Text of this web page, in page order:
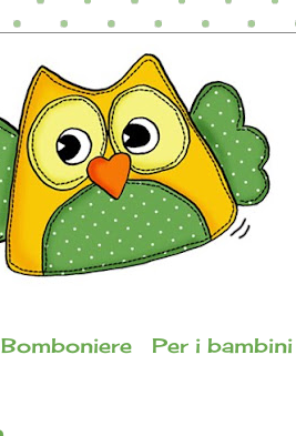
Bomboniere Per i bambini